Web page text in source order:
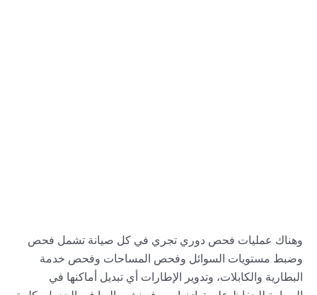
وهناك عمليات فحص دوري تجري في كل صيانة تشمل فحص
وضبط مستويات السوائل وفحص المساحات وفحص خدمة
البطارية والكابلات، وتدوير الإطارات أي تبديل أماكنها في